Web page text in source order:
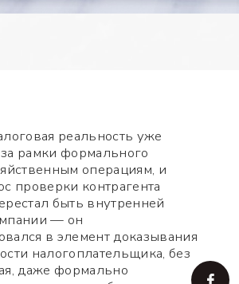
реальность уже
рамки формального
операциям, и
проверки контрагента
быть внутренней
— он
в элемент доказывания
налогоплательщика, без
даже формально